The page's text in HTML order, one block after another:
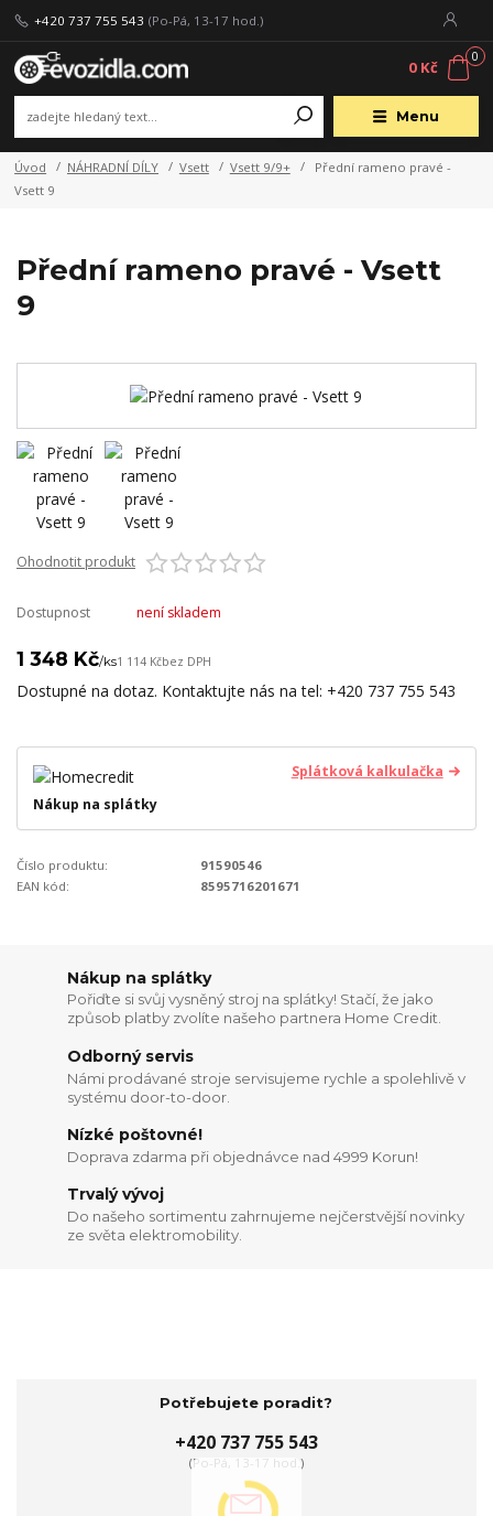
Menu
+420 737 755 543 (Po-Pá, 13-17 hod.)
0
0 Kč
Úvod NÁHRADNÍ DÍLY Vsett Vsett 9/9+
Přední rameno pravé -
Vsett 9
Přední rameno pravé - Vsett
9
Ohodnotit produkt
Dostupnost není skladem
1 348 Kč/ks1 114 Kčbez DPH
Dostupné na dotaz. Kontaktujte nás na tel: +420 737 755 543
Splátková kalkulačka
Nákup na splátky
Číslo produktu:
91590546
EAN kód:
8595716201671
Nákup na splátky
Pořiďte si svůj vysněný stroj na splátky! Stačí, že jako
způsob platby zvolíte našeho partnera Home Credit.
Odborný servis
Námi prodávané stroje servisujeme rychle a spolehlivě v
systému door-to-door.
Nízké poštovné!
Doprava zdarma při objednávce nad 4999 Korun!
Trvalý vývoj
Do našeho sortimentu zahrnujeme nejčerstvější novinky
ze světa elektromobility.
Potřebujete poradit?
+420 737 755 543
(Po-Pá, 13-17 hod.)